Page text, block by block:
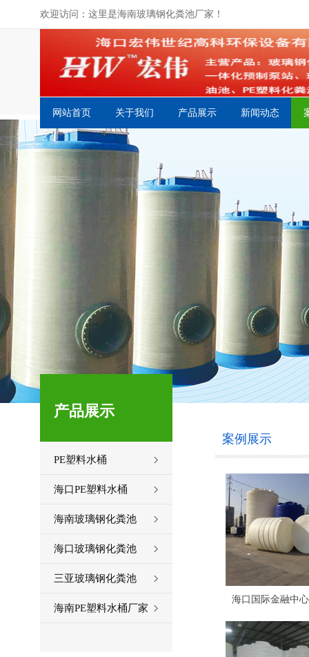
欢迎访问：这里是海南玻璃钢化粪池厂家！
网站首页 关于我们 产品展示 新闻动态
产品展示
PE塑料水桶
海口PE塑料水桶
海南玻璃钢化粪池
海口玻璃钢化粪池
三亚玻璃钢化粪池
海南PE塑料水桶厂家
案例展示